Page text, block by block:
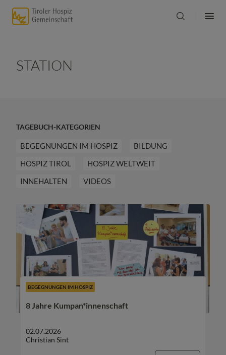
STATION
TAGEBUCH-KATEGORIEN
BEGEGNUNGEN IM HOSPIZ
BILDUNG
HOSPIZ TIROL
HOSPIZ WELTWEIT
INNEHALTEN
VIDEOS
BEGEGNUNGEN IM HOSPIZ
8 Jahre Kumpan*innenschaft
02.07.2026
Christian Sint